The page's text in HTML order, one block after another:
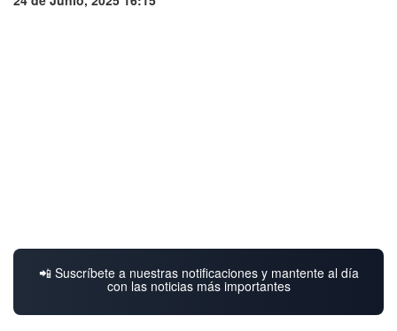
📲 Suscríbete a nuestras notificaciones y mantente al día
con las noticias más importantes